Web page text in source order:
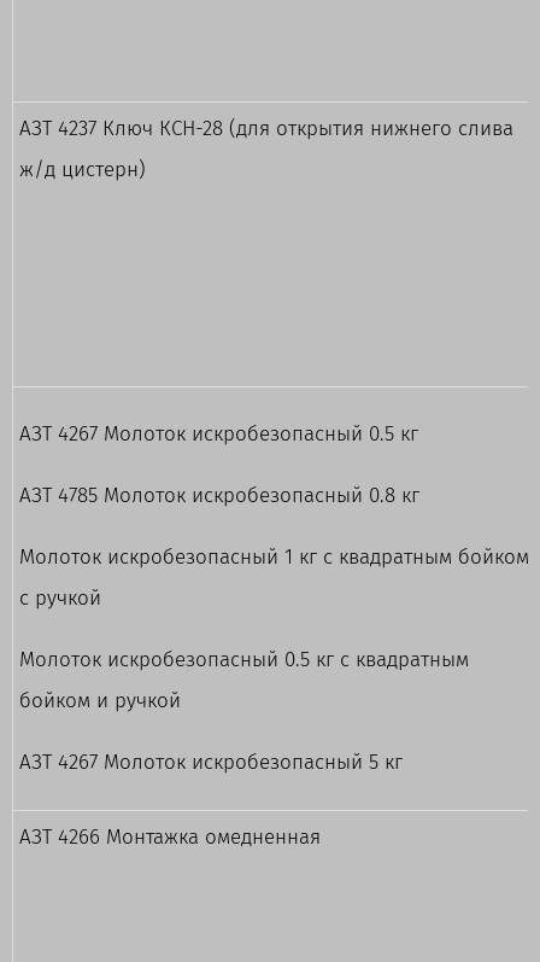
АЗТ 4237 Ключ КСН-28 (для открытия нижнего слива
ж/д цистерн)
АЗТ 4267 Молоток искробезопасный 0.5 кг
АЗТ 4785 Молоток искробезопасный 0.8 кг
Молоток искробезопасный 1 кг с квадратным бойком
с ручкой
Молоток искробезопасный 0.5 кг с квадратным
бойком и ручкой
АЗТ 4267 Молоток искробезопасный 5 кг
АЗТ 4266 Монтажка омедненная